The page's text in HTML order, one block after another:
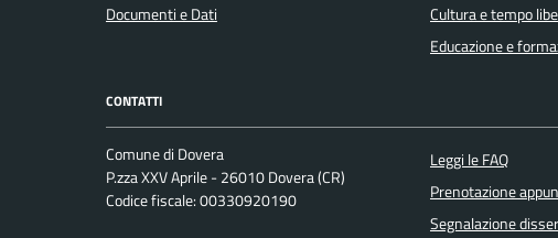
Documenti e Dati
Cultura e tempo
Educazione e
CONTATTI
Comune di Dovera
P.zza XXV Aprile - 26010 Dovera (CR)
Codice fiscale: 00330920190
Leggi le FAQ
Prenotazione
Segnalazione